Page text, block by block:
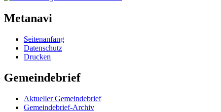
Metanavi
Seitenanfang
Datenschutz
Drucken
Gemeindebrief
Aktueller Gemeindebrief
Gemeindebrief-Archiv